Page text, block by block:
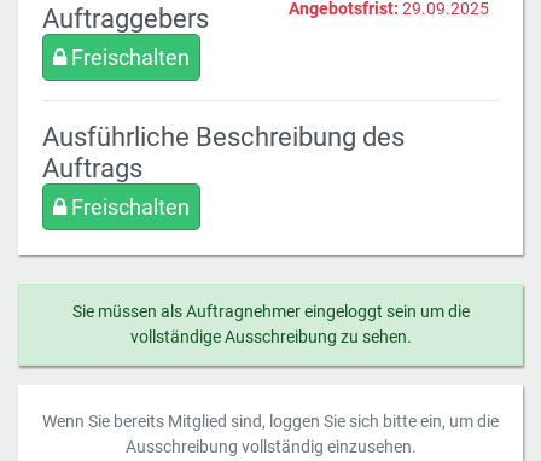
Auftraggebers
Freischalten
Angebotsfrist: 29.09.2025
Ausführliche Beschreibung des
Auftrags
Freischalten
Sie müssen als Auftragnehmer eingeloggt sein um die
vollständige Ausschreibung zu sehen.
Wenn Sie bereits Mitglied sind, loggen Sie sich bitte ein, um die
Ausschreibung vollständig einzusehen.